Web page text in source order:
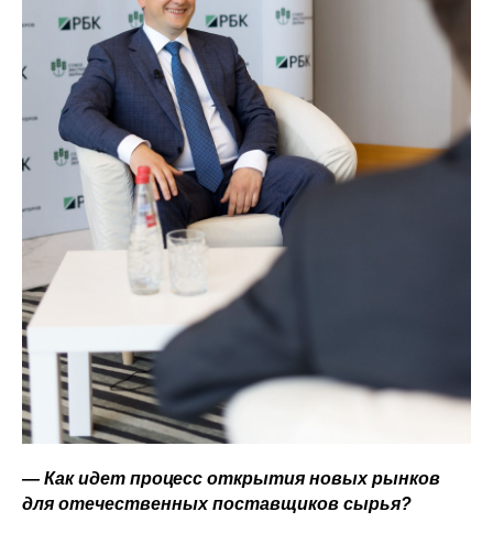
— Как идет процесс открытия новых рынков
для отечественных поставщиков сырья?